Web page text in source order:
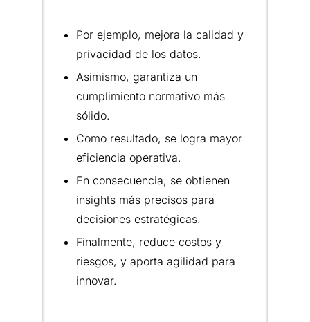
Por ejemplo, mejora la calidad y
privacidad de los datos.
Asimismo, garantiza un
cumplimiento normativo más
sólido.
Como resultado, se logra mayor
eficiencia operativa.
En consecuencia, se obtienen
insights más precisos para
decisiones estratégicas.
Finalmente, reduce costos y
riesgos, y aporta agilidad para
innovar.